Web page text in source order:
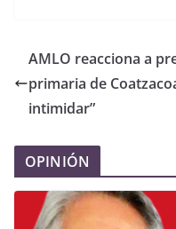
AMLO reacciona a
primaria de
intimidar”
OPINIÓN